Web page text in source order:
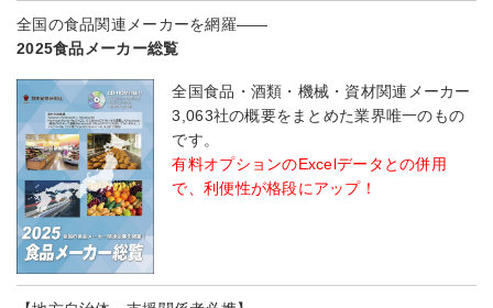
全国の食品関連メーカーを網羅――
2025食品メーカー総覧
全国食品・酒類・機械・資材関連メーカー
3,063社の概要をまとめた業界唯一のもの
です。
有料オプションのExcelデータとの併用
で、利便性が格段にアップ！